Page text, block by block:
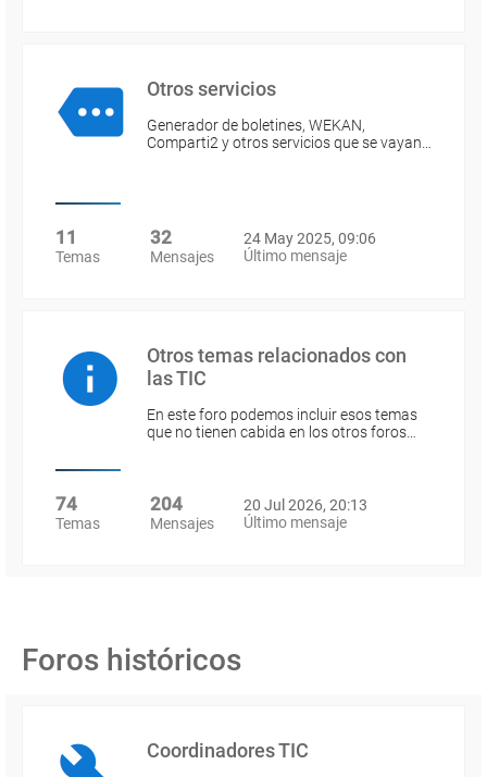
Otros servicios
Generador de boletines, WEKAN,
Comparti2 y otros servicios que se vayan…
11
Temas
32
Mensajes
24 May 2025, 09:06
Último mensaje
Otros temas relacionados con
las TIC
En este foro podemos incluir esos temas
que no tienen cabida en los otros foros…
74
Temas
204
Mensajes
20 Jul 2026, 20:13
Último mensaje
Foros históricos
Coordinadores TIC